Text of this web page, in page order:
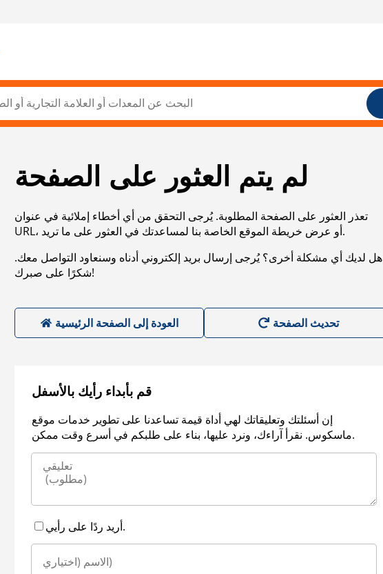
لم يتم العثور على الصفحة
تعذر العثور على الصفحة المطلوبة. يُرجى التحقق من أي أخطاء إملائية في عنوان
URL، أو عرض خريطة الموقع الخاصة بنا لمساعدتك في العثور على ما تريد.
هل لديك أي مشكلة أخرى؟ يُرجى إرسال بريد إلكتروني أدناه وسنعاود التواصل معك.
شكرًا على صبرك!
العودة إلى الصفحة الرئيسية
قم بأبداء رأيك بالأسفل
إن أسئلتك وتعليقاتك لهي أداة قيمة تساعدنا على تطوير خدمات موقع
ماسكوس. نقرأ آراءك، ونرد عليها، بناء على طلبكم في أسرع وقت ممكن.
أريد ردًا على رأيي.